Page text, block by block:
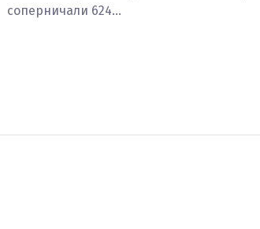
соперничали 624…